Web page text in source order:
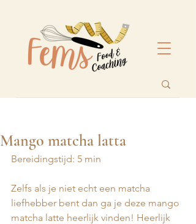
Mango matcha latta
Bereidingstijd: 5 min
Zelfs als je niet echt een matcha
liefhebber bent dan ga je deze mango
matcha latte heerlijk vinden! Heerlijk